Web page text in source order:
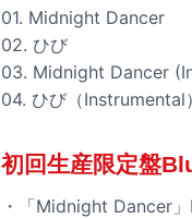
01. Midnight Dancer
02. ひび
03. Midnight Dancer
04. ひび（Instrumental）
初回生産限定盤
・「Midnight Dancer